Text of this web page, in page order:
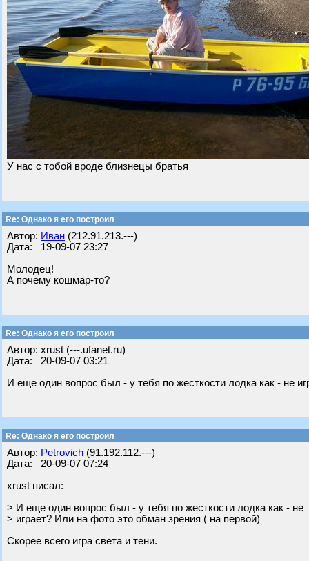
У нас с тобой вроде близнецы братья
Re: Однако я его построил
Автор: Иван (212.91.213.---)
Дата: 19-09-07 23:27
Молодец!
А почему кошмар-то?
Re: Однако я его построил
Автор: xrust (---.ufanet.ru)
Дата: 20-09-07 03:21
И еще один вопрос был - у тебя по жесткости лодка как - не
Re: Однако я его построил
Автор: Petrovich (91.192.112.---)
Дата: 20-09-07 07:24
xrust писал:
> И еще один вопрос был - у тебя по жесткости лодка как - не
> играет? Или на фото это обман зрения ( на первой)
Скорее всего игра света и тени.